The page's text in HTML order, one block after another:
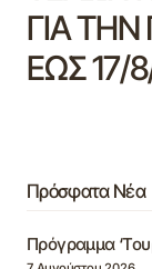
ΓΙΑ ΤΗΝ
ΕΩΣ 17/
Πρόσφατα Νέα
Πρόγραμμα